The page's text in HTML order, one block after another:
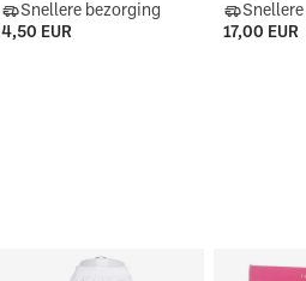
Snellere bezorging
4,50 EUR
17,00 EUR